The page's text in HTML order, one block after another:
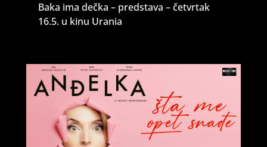
Baka ima dečka – predstava – četvrtak
16.5. u kinu Urania